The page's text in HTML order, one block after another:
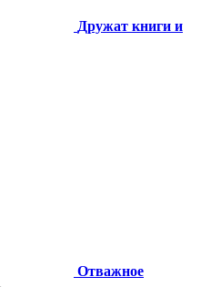
Дружат книги и
Отважное